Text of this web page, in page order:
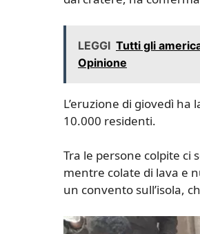
LEGGI Tutti gli
Opinione
L’eruzione di giovedì
10.000 residenti.
Tra le persone colpite
mentre colate di lava e
un convento sull’isola,